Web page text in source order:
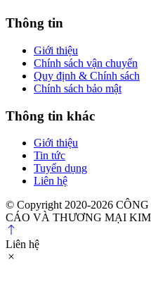
Thông tin
Giới thiệu
Chính sách vận chuyển
Quy định & Chính sách
Chính sách bảo mật
Thông tin khác
Giới thiệu
Tin tức
Tuyển dụng
Liên hệ
© Copyright 2020-2026
CÁO VÀ THƯƠNG MẠI
Liên hệ